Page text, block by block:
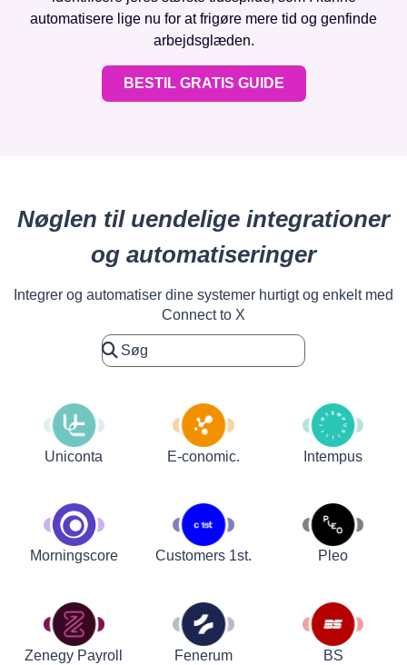
automatisere lige nu for at frigøre mere tid og genfinde
arbejdsglæden.
BESTIL GRATIS GUIDE
Nøglen til uendelige integrationer
og automatiseringer
Integrer og automatiser dine systemer hurtigt og enkelt med
Connect to X
Uniconta E-conomic. Intempus
Morningscore Customers 1st. Pleo
Zenegy Payroll Fenerum
BS